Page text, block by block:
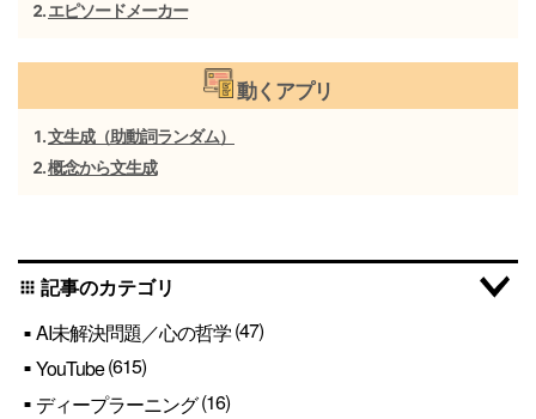
エピソードメーカー
動くアプリ
文生成（助動詞ランダム）
概念から文生成
apps 記事のカテゴリ
AI未解決問題／心の哲学(47)
YouTube(615)
ディープラーニング(16)